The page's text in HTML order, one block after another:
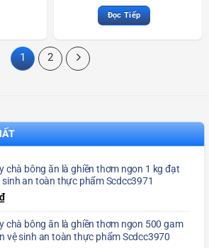
Đọc Tiếp
1 2
chà bông ăn là ghiền thơm ngon 1 kg đạt
sinh an toàn thực phẩm Scdcc3971
₫
chà bông ăn là ghiền thơm ngon 500 gam
vệ sinh an toàn thực phẩm Scdcc3970